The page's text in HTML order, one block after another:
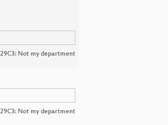
29C3: Not my department
29C3: Not my department